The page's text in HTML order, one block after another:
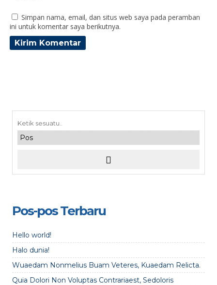
Simpan nama, email, dan situs web saya pada peramban
ini untuk komentar saya berikutnya.
Pos-pos Terbaru
Hello world!
Halo dunia!
Wuaedam Nonmelius Buam Veteres, Kuaedam Relicta.
Quia Dolori Non Voluptas Contrariaest, Sedoloris